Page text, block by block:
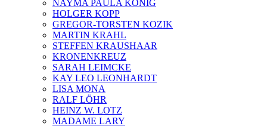
NAYMA PAULA KÖNIG
HOLGER KOPP
GREGOR-TORSTEN KOZIK
MARTIN KRAHL
STEFFEN KRAUSHAAR
KRONENKREUZ
SARAH LEIMCKE
KAY LEO LEONHARDT
LISA MONA
RALF LÖHR
HEINZ W. LOTZ
MADAME LARY